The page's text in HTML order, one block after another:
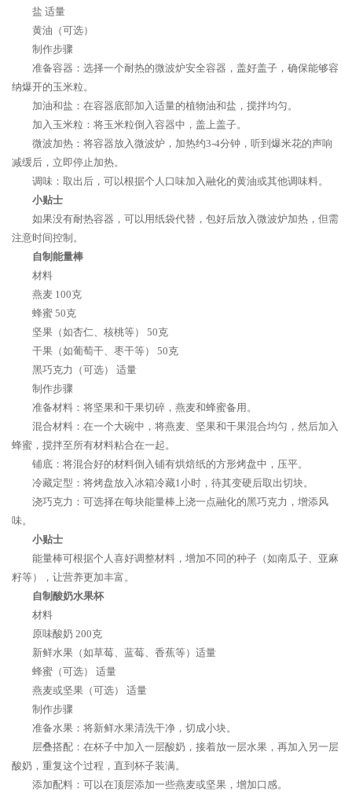
盐 适量
黄油（可选）
制作步骤
准备容器：选择一个耐热的微波炉安全容器，盖好盖子，确保能够容
纳爆开的玉米粒。
加油和盐：在容器底部加入适量的植物油和盐，搅拌均匀。
加入玉米粒：将玉米粒倒入容器中，盖上盖子。
微波加热：将容器放入微波炉，加热约3-4分钟，听到爆米花的声响
减缓后，立即停止加热。
调味：取出后，可以根据个人口味加入融化的黄油或其他调味料。
小贴士
如果没有耐热容器，可以用纸袋代替，包好后放入微波炉加热，但需
注意时间控制。
自制能量棒
材料
燕麦 100克
蜂蜜 50克
坚果（如杏仁、核桃等） 50克
干果（如葡萄干、枣干等） 50克
黑巧克力（可选） 适量
制作步骤
准备材料：将坚果和干果切碎，燕麦和蜂蜜备用。
混合材料：在一个大碗中，将燕麦、坚果和干果混合均匀，然后加入
蜂蜜，搅拌至所有材料粘合在一起。
铺底：将混合好的材料倒入铺有烘焙纸的方形烤盘中，压平。
冷藏定型：将烤盘放入冰箱冷藏1小时，待其变硬后取出切块。
浇巧克力：可选择在每块能量棒上浇一点融化的黑巧克力，增添风
味。
小贴士
能量棒可根据个人喜好调整材料，增加不同的种子（如南瓜子、亚麻
籽等），让营养更加丰富。
自制酸奶水果杯
材料
原味酸奶 200克
新鲜水果（如草莓、蓝莓、香蕉等）适量
蜂蜜（可选） 适量
燕麦或坚果（可选） 适量
制作步骤
准备水果：将新鲜水果清洗干净，切成小块。
层叠搭配：在杯子中加入一层酸奶，接着放一层水果，再加入另一层
酸奶，重复这个过程，直到杯子装满。
添加配料：可以在顶层添加一些燕麦或坚果，增加口感。